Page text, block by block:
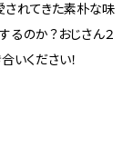
されてきた素朴な味
るのか？おじさん２
いください！